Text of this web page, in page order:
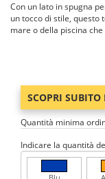
Con un lato in spugna
un tocco di stile, questo
mare o della piscina
SCOPRI SUBITO
Quantità minima
Indicare la quantità